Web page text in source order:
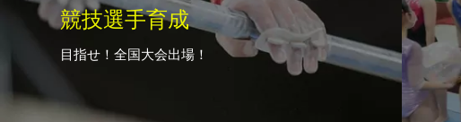
競技選手育成
目指せ！全国大会出場！